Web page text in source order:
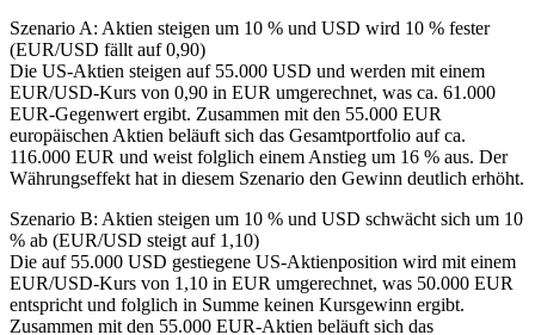
Szenario A: Aktien steigen um 10 % und USD wird 10 % fester
(EUR/USD fällt auf 0,90)
Die US-Aktien steigen auf 55.000 USD und werden mit einem
EUR/USD-Kurs von 0,90 in EUR umgerechnet, was ca. 61.000
EUR-Gegenwert ergibt. Zusammen mit den 55.000 EUR
europäischen Aktien beläuft sich das Gesamtportfolio auf ca.
116.000 EUR und weist folglich einem Anstieg um 16 % aus. Der
Währungseffekt hat in diesem Szenario den Gewinn deutlich erhöht.
Szenario B: Aktien steigen um 10 % und USD schwächt sich um 10
% ab (EUR/USD steigt auf 1,10)
Die auf 55.000 USD gestiegene US-Aktienposition wird mit einem
EUR/USD-Kurs von 1,10 in EUR umgerechnet, was 50.000 EUR
entspricht und folglich in Summe keinen Kursgewinn ergibt.
Zusammen mit den 55.000 EUR-Aktien beläuft sich das